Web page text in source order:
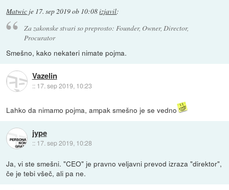
Matwic je 17. sep 2019 ob 10:08izjavil:
Za zakonske stvari so preprosto: Founder, Owner, Director,
Procurator
Smešno, kako nekateri nimate pojma.
Vazelin
:: 17. sep 2019, 10:23
Lahko da nimamo pojma, ampak smešno je se vedno
jype
:: 17. sep 2019, 10:28
Ja, vi ste smešni. "CEO" je pravno veljavni prevod izraza "direktor",
če je tebi všeč, ali pa ne.